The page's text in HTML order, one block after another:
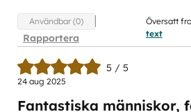
Användbar (0)
Rapportera
Översatt
text
5 / 5
24 aug 2025
Fantastiska människor,